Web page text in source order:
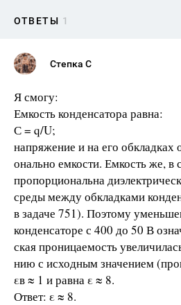
ОТВЕТЫ 1
Степка С
Я смогу:
Емкость конденсатора равна:
С = q/U;
напряжение и на его обкладках
онально емкости. Емкость же,
пропорциональна
среды между обкладками
в задаче 751). Поэтому
конденсаторе с 400 до 50 В
ская проницаемость
нию с исходным значением
εв ≈ 1 и равна ε ≈ 8.
Ответ: ε ≈ 8.